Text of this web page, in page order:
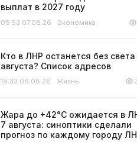
выплат в 2027 году
09:53 07.08.26 Экономика
Кто в ЛНР останется без света
августа? Список адресов
19:33 06.08.26 Жизнь
Жара до +42°С ожидается в
7 августа: синоптики сделали
прогноз по каждому городу